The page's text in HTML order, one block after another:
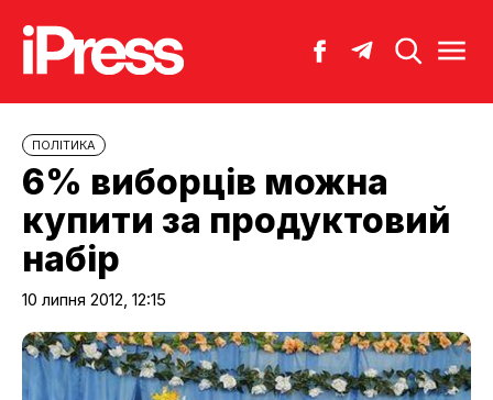
ПОЛІТИКА
6% виборців можна
купити за продуктовий
набір
10 липня 2012, 12:15